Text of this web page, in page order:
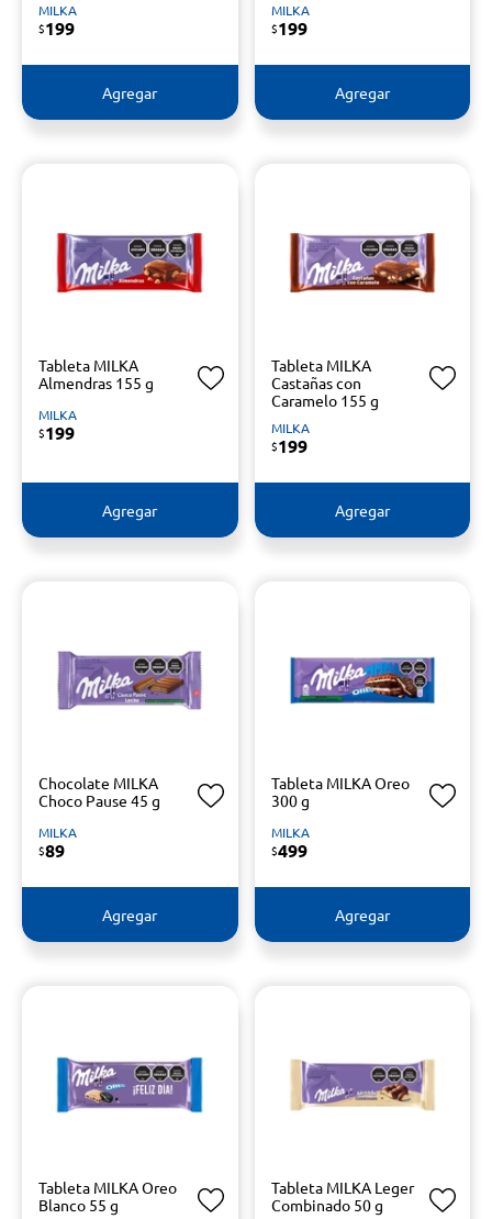
MILKA
$199
Agregar
MILKA
$199
Agregar
Tableta MILKA
Almendras 155 g
MILKA
$199
Agregar
Tableta MILKA
Castañas con
Caramelo 155 g
MILKA
$199
Agregar
Chocolate MILKA
Choco Pause 45 g
MILKA
$89
Agregar
Tableta MILKA Oreo
300 g
MILKA
$499
Agregar
Tableta MILKA Oreo
Blanco 55 g
Tableta MILKA Leger
Combinado 50 g